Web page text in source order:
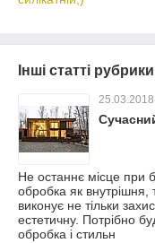
Інші статті рубрики
25.03.2018
Не останнє місце при
обробка як внутрішня,
виконує не тільки
естетичну. Потрібно
обробка і стильн